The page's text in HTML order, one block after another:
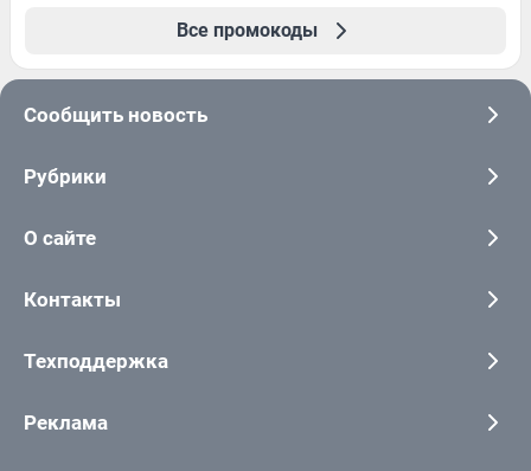
Все промокоды
Сообщить новость
Рубрики
О сайте
Контакты
Техподдержка
Реклама